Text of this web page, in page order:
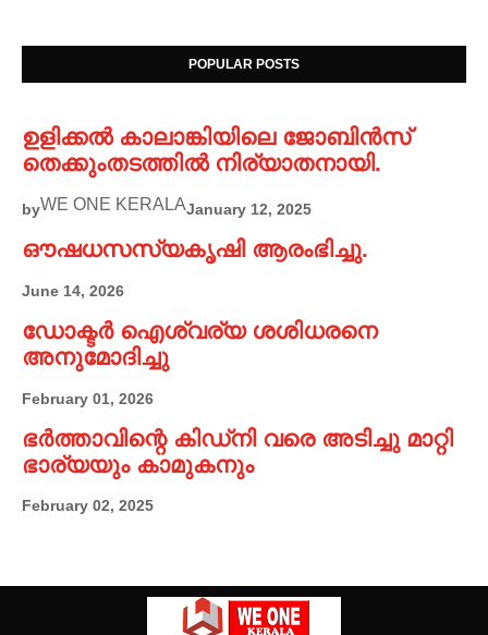
POPULAR POSTS
ഉളിക്കൽ കാലാങ്കിയിലെ ജോബിൻസ്
തെക്കുംതടത്തിൽ നിര്യാതനായി.
byWE ONE KERALAJanuary 12, 2025
ഔഷധസസ്യകൃഷി ആരംഭിച്ചു.
June 14, 2026
ഡോക്ടർ ഐശ്വര്യ ശശിധരനെ
അനുമോദിച്ചു
February 01, 2026
ഭർത്താവിന്റെ കിഡ്നി വരെ അടിച്ചു മാറ്റി
ഭാര്യയും കാമുകനും
February 02, 2025